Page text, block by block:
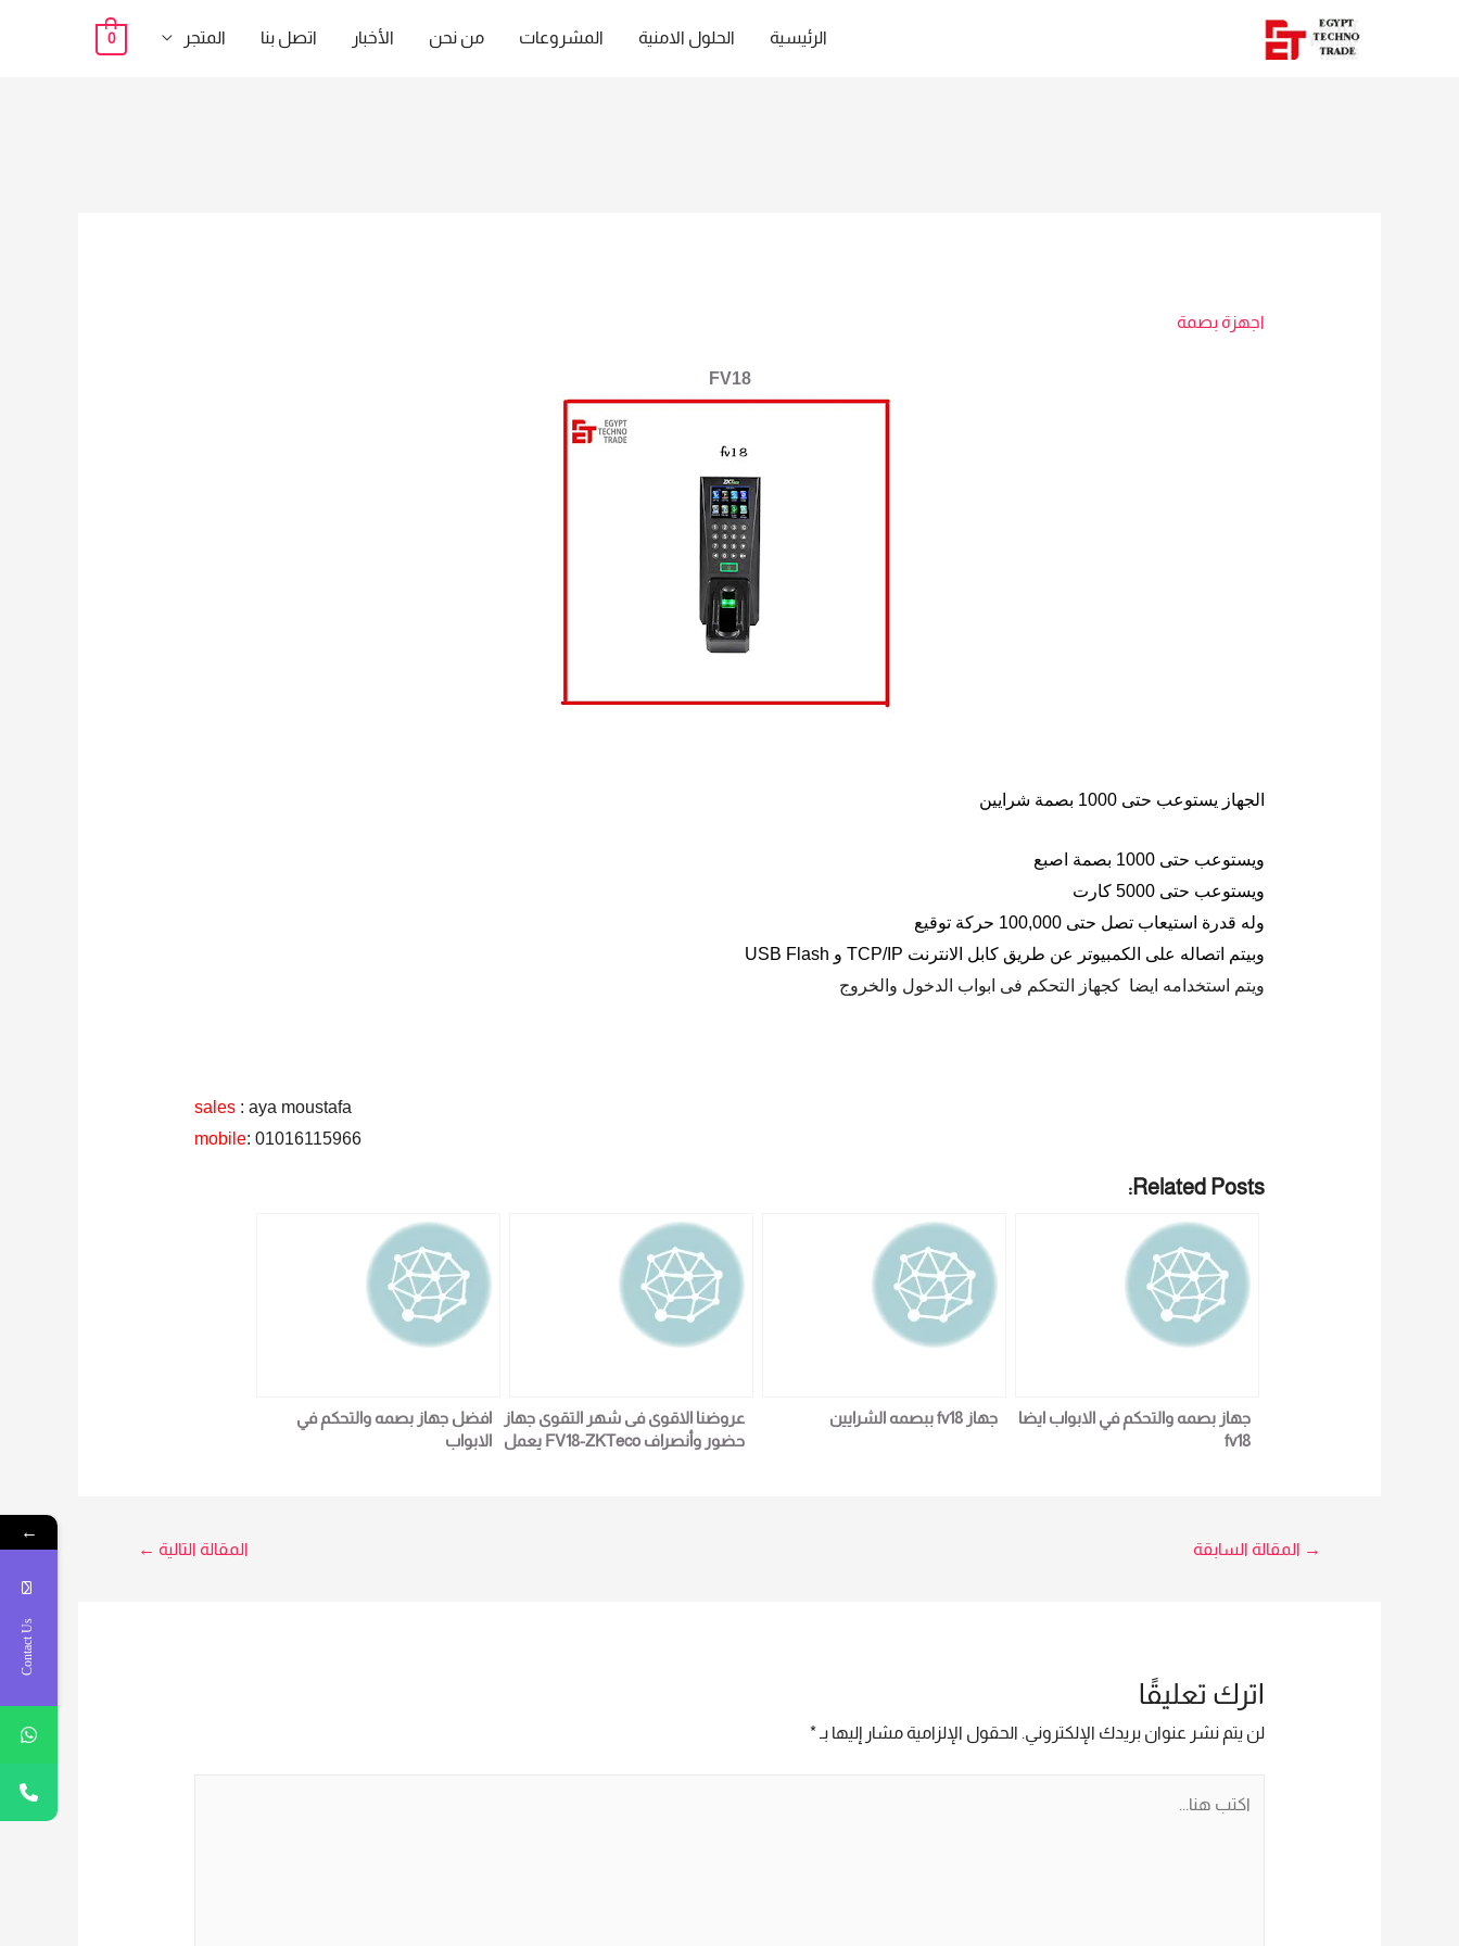
الرئيسية الحلول الامنية المشروعات من نحن الأخبار اتصل بنا المتجر 0
اجهزة بصمة
FV18
الجهاز يستوعب حتى 1000 بصمة شرايين
ويستوعب حتى 1000 بصمة اصبع
ويستوعب حتى 5000 كارت
وله قدرة استيعاب تصل حتى 100,000 حركة توقيع
وبيتم اتصاله على الكمبيوتر عن طريق كابل الانترنت TCP/IP و USB Flash
ويتم استخدامه ايضا كجهاز التحكم فى ابواب الدخول والخروج
sales: aya moustafa
mobile: 01016115966
Related Posts:
جهاز بصمه والتحكم في الابواب ايضا
fv18
جهاز fv18 ببصمه الشرايين
عروضنا الاقوى فى شهر التقوى جهاز
حضور وأنصراف FV18-ZKTeco يعمل
افضل جهاز بصمه والتحكم في
الابواب
تصفّح
→ المقالة السابقة المقالة التالية ←
اترك تعليقًا
لن يتم نشر عنوان بريدك الإلكتروني. الحقول الإلزامية مشار إليها بـ*
←
Contact Us